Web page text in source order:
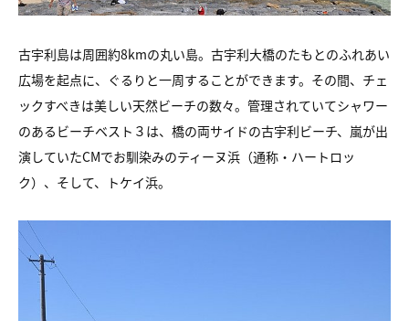
古宇利島は周囲約8kmの丸い島。古宇利大橋のたもとのふれあい
広場を起点に、ぐるりと一周することができます。 その間、チェ
ックすべきは美しい天然ビーチの数々。 管理されていてシャワー
のあるビーチベスト３は、 橋の両サイドの古宇利ビーチ、嵐が出
演していたCMでお馴染みのティーヌ浜（通称・ハートロッ
ク）、そして、トケイ浜。